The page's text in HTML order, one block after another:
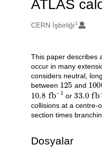
ATLAS
Oluşturanlar
CERN İşbirliği 1
Açıklama
This paper describes
occur in many
considers neutral,
between 125and
10.8fb−1 or33.0fb−
collisions at a centre-
section times
Dosyalar